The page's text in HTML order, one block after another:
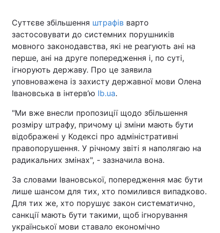
Суттєве збільшення штрафів варто
застосовувати до системних порушників
мовного законодавства, які не реагують ані на
перше, ані на друге попередження і, по суті,
ігнорують державу. Про це заявила
уповноважена із захисту державної мови Олена
Івановська в інтерв’ю lb.ua.
"Ми вже внесли пропозиції щодо збільшення
розміру штрафу, причому ці зміни мають бути
відображені у Кодексі про адміністративні
правопорушення. У річному звіті я наполягаю на
радикальних змінах", - зазначила вона.
За словами Івановської, попередження має бути
лише шансом для тих, хто помилився випадково.
Для тих же, хто порушує закон систематично,
санкції мають бути такими, щоб ігнорування
української мови ставало економічно